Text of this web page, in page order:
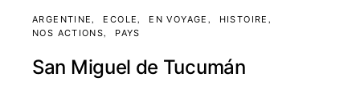
ARGENTINE ECOLE EN VOYAGE
HISTOIRE
NOS ACTIONS
PAYS
San Miguel de Tucumán